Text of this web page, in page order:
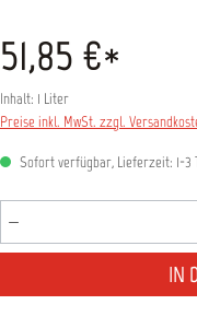
51,85 €*
Inhalt: 1 Liter
Preise inkl. MwSt. zzgl.
Sofort verfügbar, Lieferzeit: 1-3
Produkt Anzahl: Gib
IN